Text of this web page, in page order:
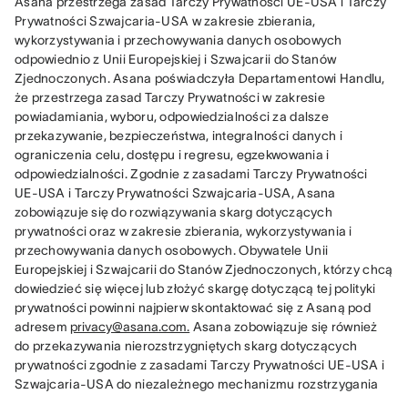
Prywatności Szwajcaria-USA w zakresie zbierania,
wykorzystywania i przechowywania danych osobowych
odpowiednio z Unii Europejskiej i Szwajcarii do Stanów
Zjednoczonych. Asana poświadczyła Departamentowi Handlu,
że przestrzega zasad Tarczy Prywatności w zakresie
powiadamiania, wyboru, odpowiedzialności za dalsze
przekazywanie, bezpieczeństwa, integralności danych i
ograniczenia celu, dostępu i regresu, egzekwowania i
odpowiedzialności. Zgodnie z zasadami Tarczy Prywatności
UE-USA i Tarczy Prywatności Szwajcaria-USA, Asana
zobowiązuje się do rozwiązywania skarg dotyczących
prywatności oraz w zakresie zbierania, wykorzystywania i
przechowywania danych osobowych. Obywatele Unii
Europejskiej i Szwajcarii do Stanów Zjednoczonych, którzy chcą
dowiedzieć się więcej lub złożyć skargę dotyczącą tej polityki
prywatności powinni najpierw skontaktować się z Asaną pod
adresem privacy@asana.com. Asana zobowiązuje się również
do przekazywania nierozstrzygniętych skarg dotyczących
prywatności zgodnie z zasadami Tarczy Prywatności UE-USA i
Szwajcaria-USA do niezależnego mechanizmu rozstrzygania